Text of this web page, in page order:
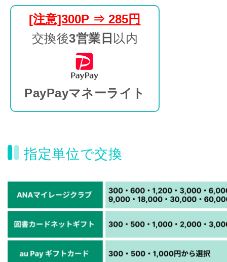
[注意]300P ⇒ 285円
交換後3営業日 以内
PayPayマネーライト
指定単位で交換